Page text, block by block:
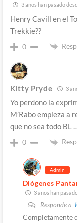
3 años han pasado
Henry Cavill en el
Trekkie??
0
Kitty Pryde 3
Yo perdono la
M’Rabo empieza a
que no sea todo BL
0
Admin
Diógenes
3 años han
Responde a
Completamente